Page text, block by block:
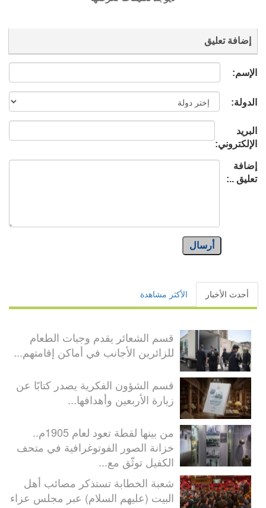
إضافة تعليق
الإسم:
الدولة:
البريد
الإلكتروني:
إضافة
تعليق ..:
أرسال
أحدث الأخبار الأكثر مشاهدة
قسم الشعائر يقدم وجبات الطعام
للزائرين الأجانب في أماكن إقامتهم...
قسم الشؤون الفكرية يصدر كتابًا عن
زيارة الأربعين وأهدافها...
من بينها لقطة تعود لعام 1905م..
خزانة الصور الفوتوغرافية في متحف
الكفيل توثّق مع...
شعبة الخطابة تستذكر مصائب أهل
البيت (عليهم السلام) عبر مجلس عزاء